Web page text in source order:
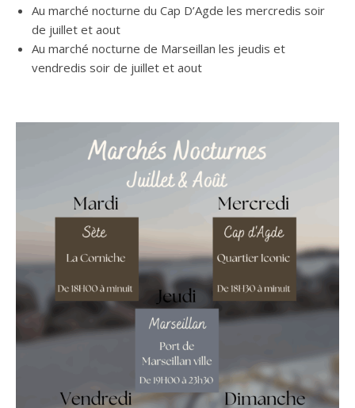
Au marché nocturne du Cap D’Agde les mercredis soir
de juillet et aout
Au marché nocturne de Marseillan les jeudis et
vendredis soir de juillet et aout